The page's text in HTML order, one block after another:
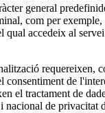
general
com per
qual accedeix al
requereixen,
consentiment de
el tractament de
nacional de privacitat